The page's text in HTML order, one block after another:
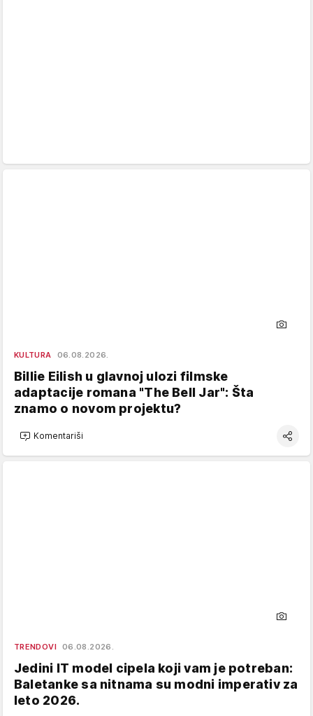
KULTURA 06.08.2026.
Billie Eilish u glavnoj ulozi filmske
adaptacije romana "The Bell Jar": Šta
znamo o novom projektu?
Komentariši
TRENDOVI 06.08.2026.
Jedini IT model cipela koji vam je potreban:
Baletanke sa nitnama su modni imperativ za
leto 2026.